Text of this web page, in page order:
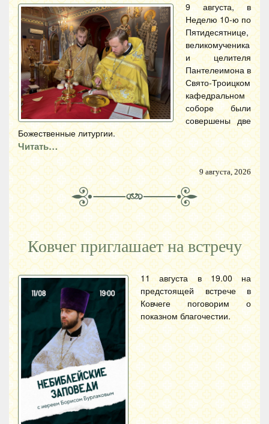
9 августа, в
Неделю 10-ю по
Пятидесятнице,
великомученика
и целителя
Пантелеимона в
Свято-Троицком
кафедральном
соборе были
совершены две
Божественные литургии.
Читать…
9 августа, 2026
Ковчег приглашает на встречу
11 августа в 19.00 на
предстоящей встрече в
Ковчеге поговорим о
показном благочестии.